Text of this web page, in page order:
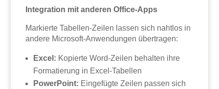
Integration mit anderen Office-Apps
Markierte Tabellen-Zeilen lassen sich nahtlos in
andere Microsoft-Anwendungen übertragen:
Excel: Kopierte Word-Zeilen behalten ihre
Formatierung in Excel-Tabellen
PowerPoint: Eingefügte Zeilen passen sich